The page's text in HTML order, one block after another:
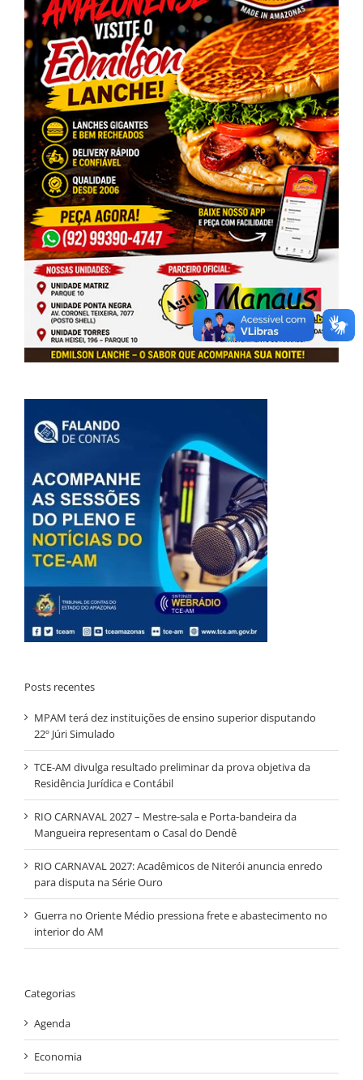
Posts recentes
MPAM terá dez instituições de ensino superior disputando
22º Júri Simulado
TCE-AM divulga resultado preliminar da prova objetiva da
Residência Jurídica e Contábil
RIO CARNAVAL 2027 – Mestre-sala e Porta-bandeira da
Mangueira representam o Casal do Dendê
RIO CARNAVAL 2027: Acadêmicos de Niterói anuncia enredo
para disputa na Série Ouro
Guerra no Oriente Médio pressiona frete e abastecimento no
interior do AM
Categorias
Agenda
Economia